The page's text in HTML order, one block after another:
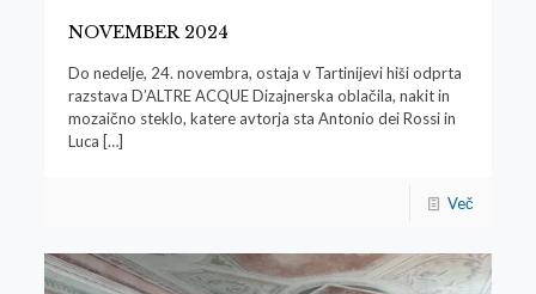
NOVEMBER 2024
Do nedelje, 24. novembra, ostaja v Tartinijevi hiši odprta
razstava D’ALTRE ACQUE Dizajnerska oblačila, nakit in
mozaično steklo, katere avtorja sta Antonio dei Rossi in
Luca […]
Več